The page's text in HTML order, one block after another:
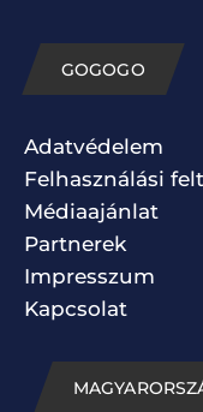
GOGOGO
Adatvédelem
Felhasználási
Médiaajánlat
Partnerek
Impresszum
Kapcsolat